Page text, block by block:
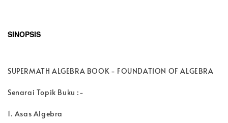
SINOPSIS
SUPERMATH ALGEBRA BOOK - FOUNDATION OF ALGEBRA
Senarai Topik Buku :-
1. Asas Algebra